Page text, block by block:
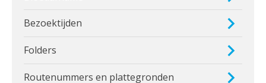
Bezoektijden
Folders
Routenummers en plattegronden